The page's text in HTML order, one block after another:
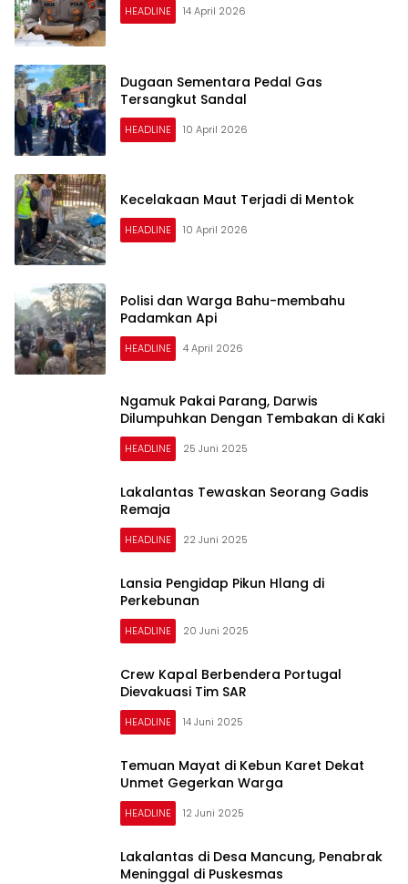
HEADLINE 14 April 2026
Dugaan Sementara Pedal Gas
Tersangkut Sandal
HEADLINE 10 April 2026
Kecelakaan Maut Terjadi di Mentok
HEADLINE 10 April 2026
Polisi dan Warga Bahu-membahu
Padamkan Api
HEADLINE 4 April 2026
Ngamuk Pakai Parang, Darwis
Dilumpuhkan Dengan Tembakan di Kaki
HEADLINE 25 Juni 2025
Lakalantas Tewaskan Seorang Gadis
Remaja
HEADLINE 22 Juni 2025
Lansia Pengidap Pikun Hlang di
Perkebunan
HEADLINE 20 Juni 2025
Crew Kapal Berbendera Portugal
Dievakuasi Tim SAR
HEADLINE 14 Juni 2025
Temuan Mayat di Kebun Karet Dekat
Unmet Gegerkan Warga
HEADLINE 12 Juni 2025
Lakalantas di Desa Mancung, Penabrak
Meninggal di Puskesmas